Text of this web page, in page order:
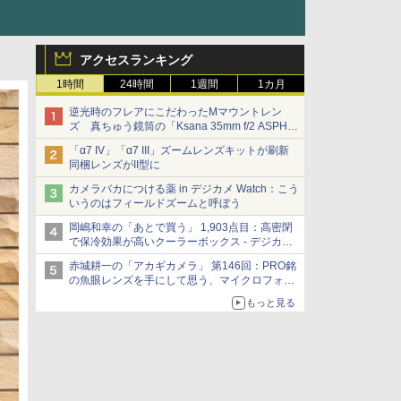
アクセスランキング
1時間 24時間 1週間 1カ月
逆光時のフレアにこだわったMマウントレン
ズ 真ちゅう鏡筒の「Ksana 35mm f/2 ASPH.
シルバークローム」
「α7 IV」「α7 III」ズームレンズキットが刷新
同梱レンズがII型に
カメラバカにつける薬 in デジカメ Watch：こう
いうのはフィールドズームと呼ぼう
岡嶋和幸の「あとで買う」 1,903点目：高密閉
で保冷効果が高いクーラーボックス - デジカメ
Watch
赤城耕一の「アカギカメラ」 第146回：PRO銘
の魚眼レンズを手にして思う、マイクロフォー
もっと見る